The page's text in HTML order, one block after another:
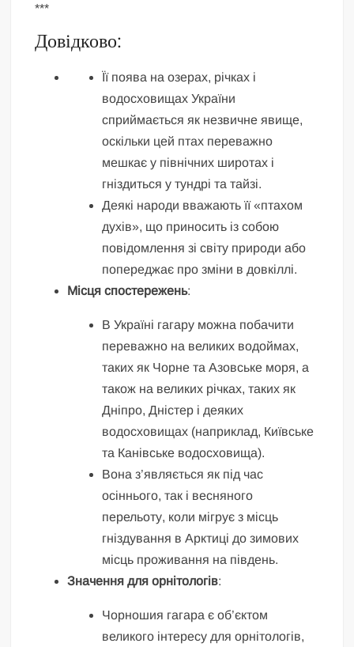
***
Довідково:
Її поява на озерах, річках і
водосховищах України
сприймається як незвичне явище,
оскільки цей птах переважно
мешкає у північних широтах і
гніздиться у тундрі та тайзі.
Деякі народи вважають її «птахом
духів», що приносить із собою
повідомлення зі світу природи або
попереджає про зміни в довкіллі.
Місця спостережень:
В Україні гагару можна побачити
переважно на великих водоймах,
таких як Чорне та Азовське моря, а
також на великих річках, таких як
Дніпро, Дністер і деяких
водосховищах (наприклад, Київське
та Канівське водосховища).
Вона з’являється як під час
осіннього, так і весняного
перельоту, коли мігрує з місць
гніздування в Арктиці до зимових
місць проживання на південь.
Значення для орнітологів:
Чорношия гагара є об’єктом
великого інтересу для орнітологів,